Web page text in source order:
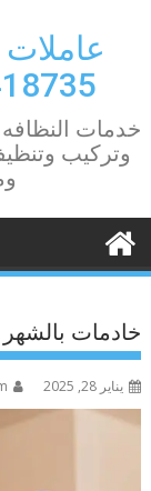
content
خدمات النظافه
وتركيب
خادمات بالشهر شرق
يناير 28, 2025